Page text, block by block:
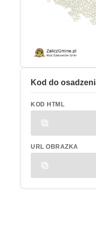
Kod do
KOD HTML
URL OBRAZKA